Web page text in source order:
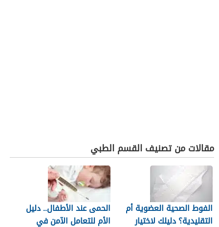
مقالات من تصنيف القسم الطبي
الفوط الصحية العضوية أم
التقليدية؟ دليلك لاختيار
الحمى عند الأطفال.. دليل
الأم للتعامل الآمن في